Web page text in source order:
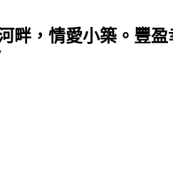
畔，情愛小築。豐